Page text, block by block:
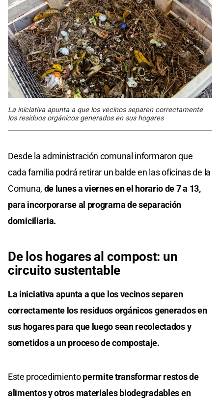
La iniciativa apunta a que los vecinos separen correctamente
los residuos orgánicos generados en sus hogares
Desde la administración comunal informaron que
cada familia podrá retirar un balde en las oficinas de la
Comuna, de lunes a viernes en el horario de 7 a 13,
para incorporarse al programa de separación
domiciliaria.
De los hogares al compost: un
circuito sustentable
La iniciativa apunta a que los vecinos separen
correctamente los residuos orgánicos generados en
sus hogares para que luego sean recolectados y
sometidos a un proceso de compostaje.
Este procedimientopermite transformar restos de
alimentos y otros materiales biodegradables en